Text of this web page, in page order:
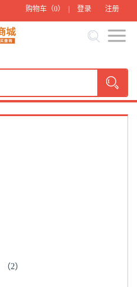
购物车（0） | 登录 注册
（2）